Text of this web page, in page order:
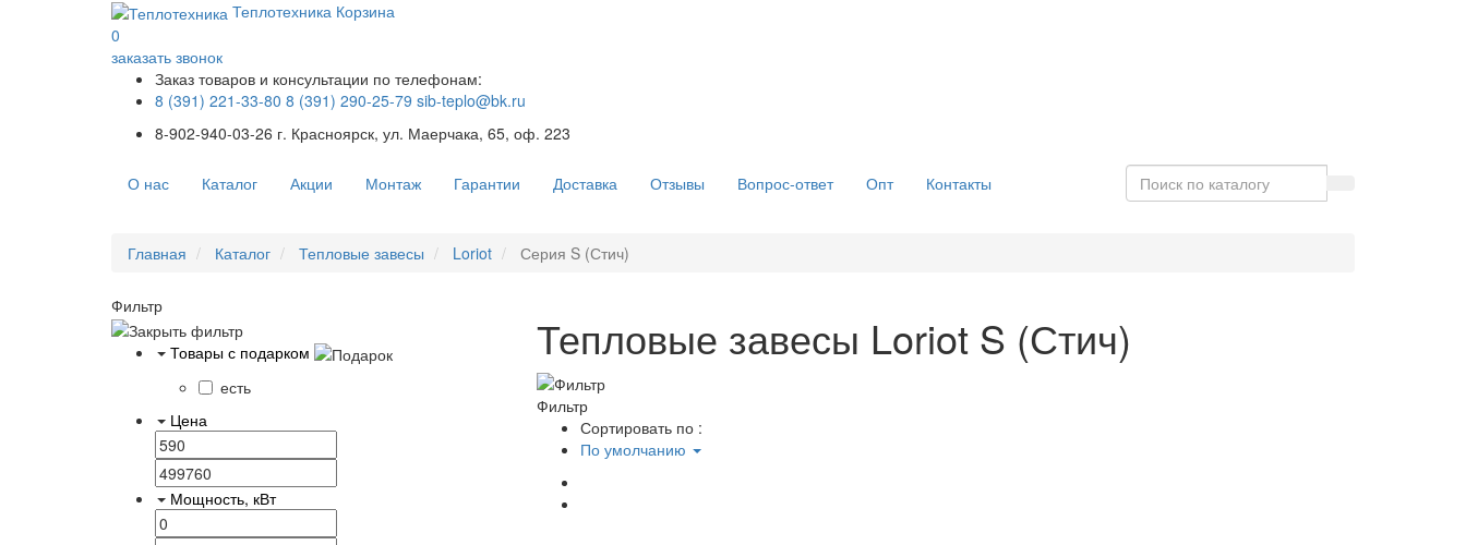
Теплотехника Корзина
0
заказать звонок
Заказ товаров и консультации по телефонам:
8 (391) 221-33-80 8 (391) 290-25-79 sib-teplo@bk.ru
8-902-940-03-26 г. Красноярск, ул. Маерчака, 65, оф. 223
О нас Каталог Акции Монтаж Гарантии Доставка Отзывы Вопрос-ответ Опт Контакты
Главная Каталог Тепловые завесы Loriot Серия S (Стич)
Фильтр
Товары с подарком
есть
Цена
Мощность, кВт
Тепловые завесы Loriot S (Стич)
Фильтр
Сортировать по :
По умолчанию